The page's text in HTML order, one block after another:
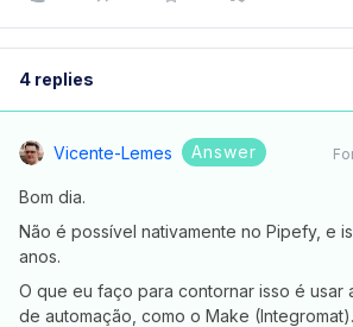
4 replies
Vicente-Lemes Answer
Bom dia.
Não é possível nativamente no Pipefy, e
anos.
O que eu faço para contornar isso é usar
de automação, como o Make (Integromat).